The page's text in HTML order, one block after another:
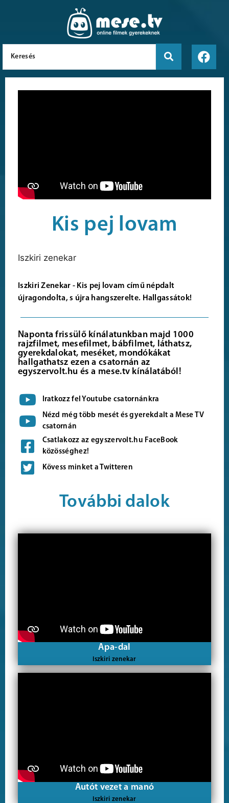
Kis pej lovam
Iszkiri zenekar
Iszkiri Zenekar - Kis pej lovam című népdalt
újragondolta, s újra hangszerelte. Hallgassátok!
Naponta frissülő kínálatunkban majd 1000
rajzfilmet, mesefilmet, bábfilmet, láthatsz,
gyerekdalokat, meséket, mondókákat
hallgathatsz ezen a csatornán az
egyszervolt.hu és a mese.tv kínálatából!
Iratkozz fel Youtube csatornánkra
Nézd még több mesét és gyerekdalt a Mese TV
csatornán
Csatlakozz az egyszervolt.hu FaceBook
közösséghez!
Kövess minket a Twitteren
További dalok
Apa-dal
Iszkiri zenekar
Autót vezet a manó
Iszkiri zenekar